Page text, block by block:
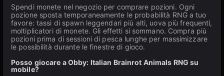
Spendi monete nel negozio per comprare pozioni. Ogni
pozione sposta temporaneamente le probabilità RNG a tuo
favore: tassi di spawn leggendari più alti, uova più frequenti,
moltiplicatori di monete. Gli effetti si sommano. Compra più
pozioni prima di sessioni di pesca lunghe per massimizzare
le possibilità durante le finestre di gioco.
Posso giocare a Obby: Italian Brainrot Animals RNG su
mobile?